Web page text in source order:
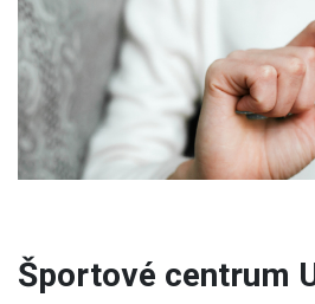
Previous
Športové centrum